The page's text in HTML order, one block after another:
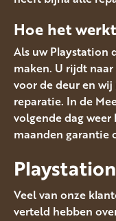
Hoe het werkt
Als uw Playstation
maken. U rijdt
voor de deur en
reparatie. In de
volgende dag weer
maanden garantie
Veel van onze
verteld hebben